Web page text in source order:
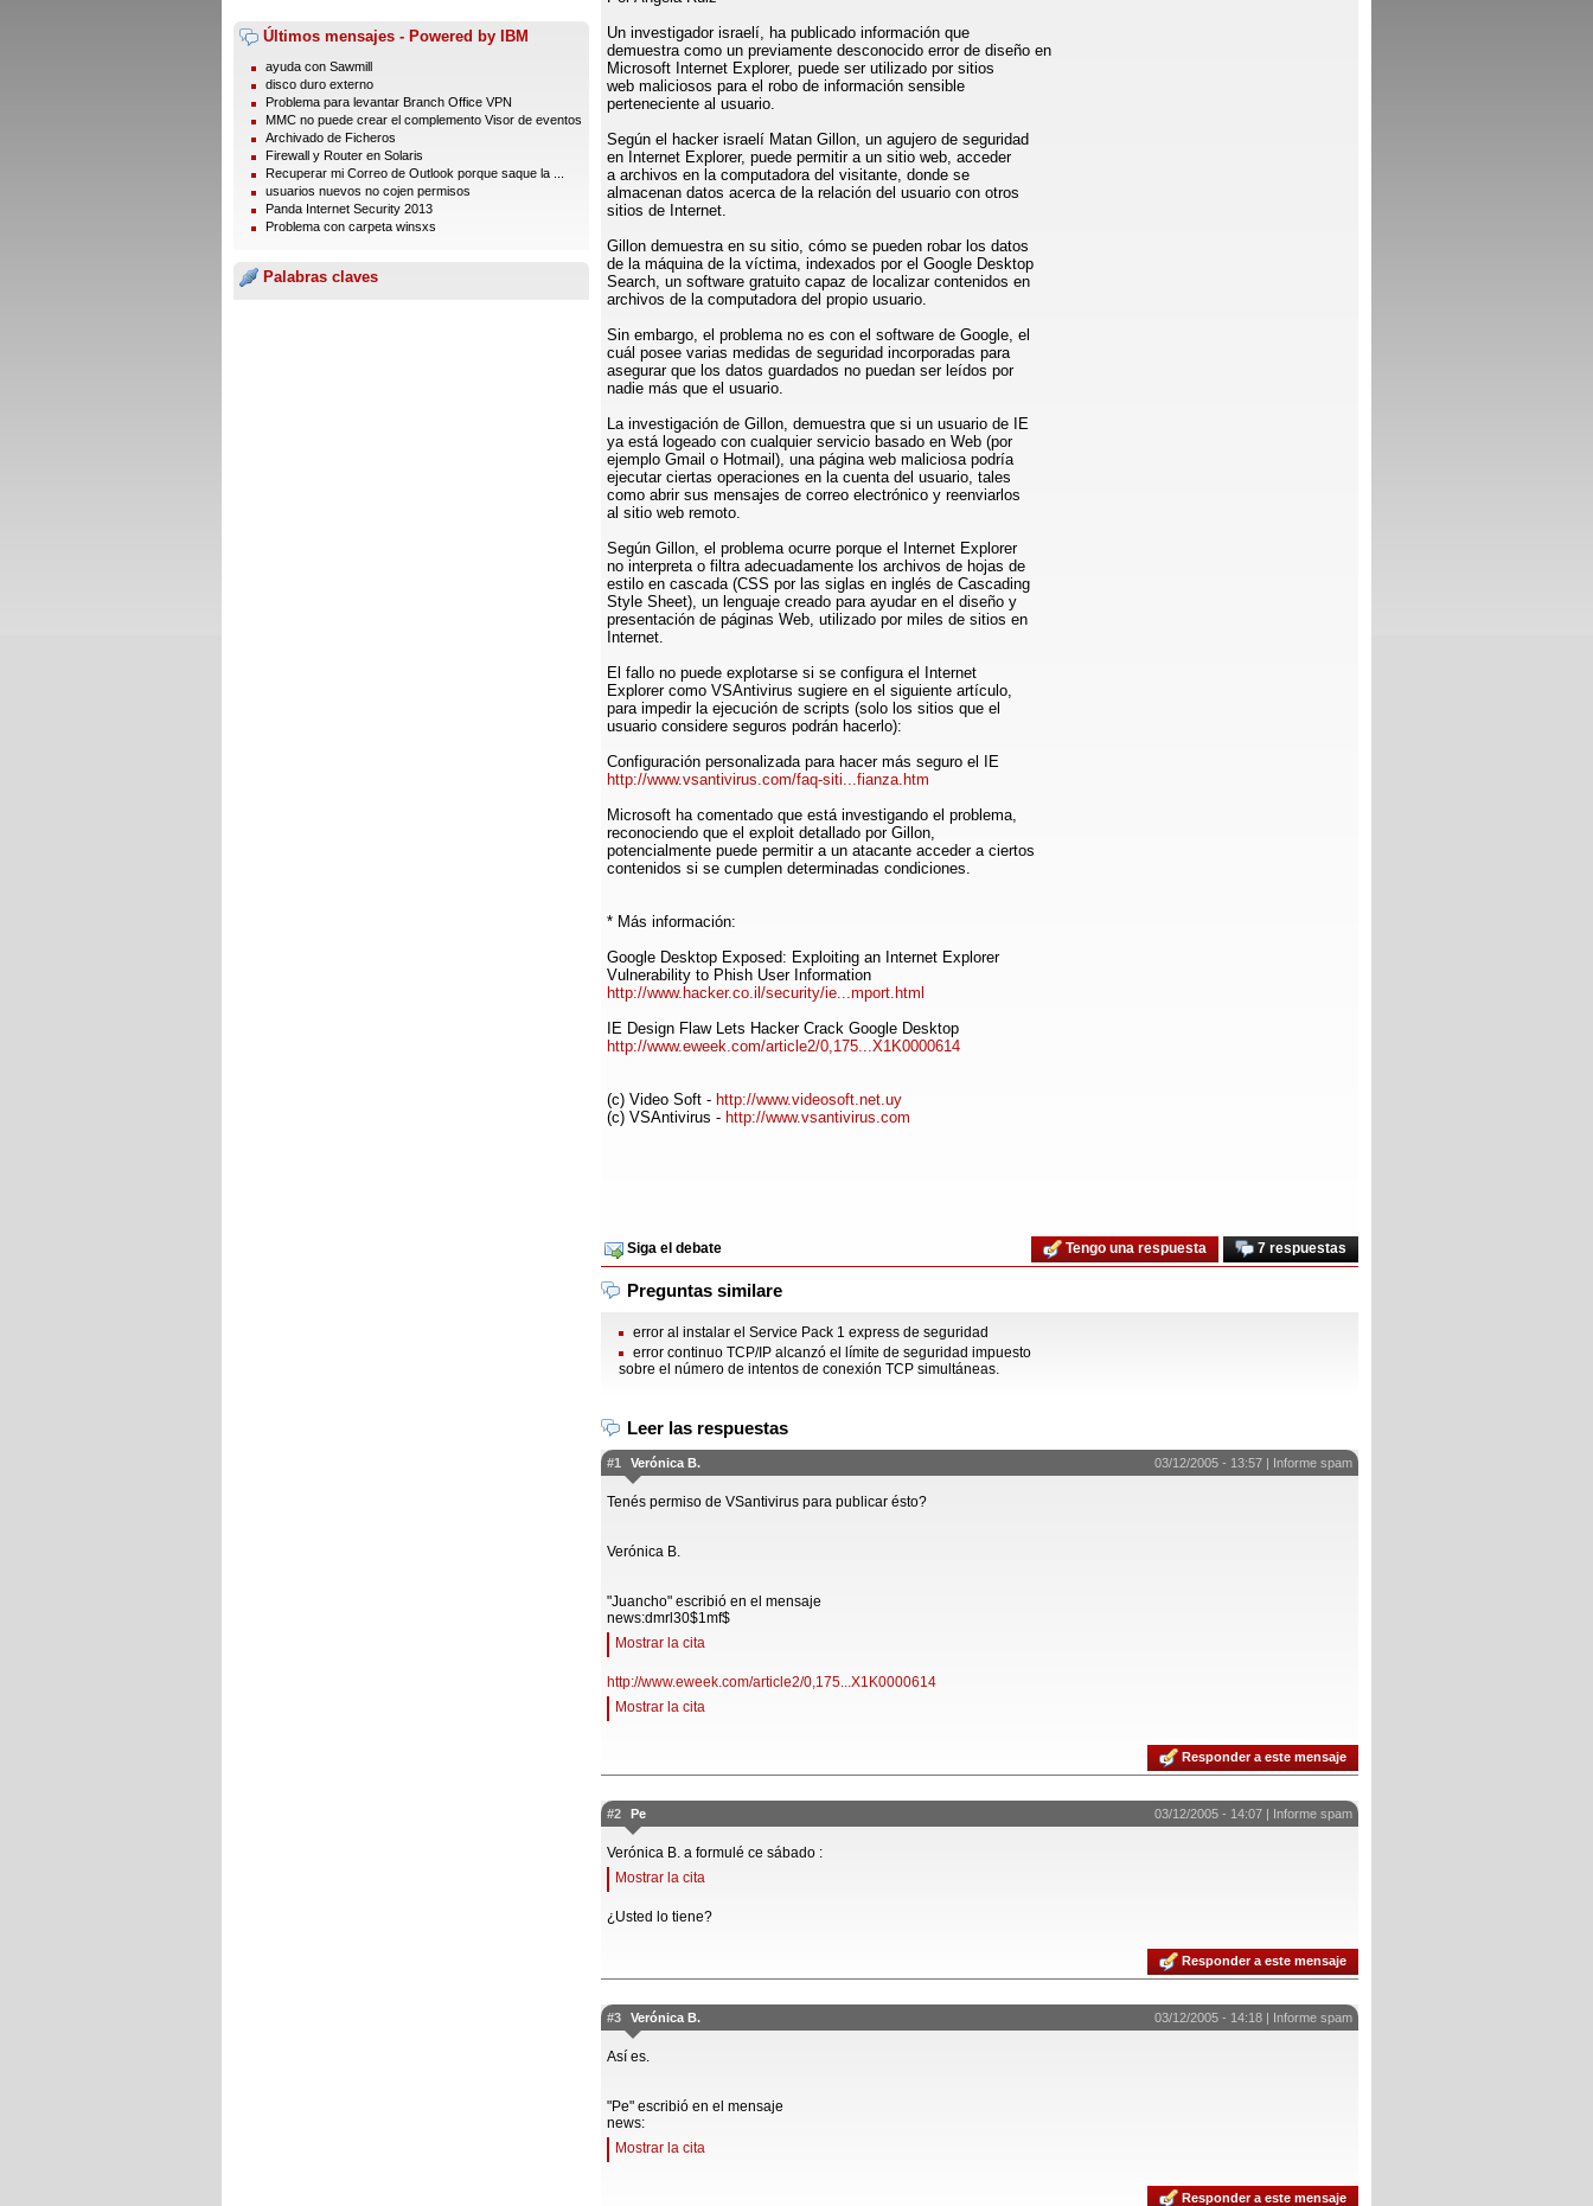
Últimos mensajes - Powered by IBM
ayuda con Sawmill
disco duro externo
Problema para levantar Branch Office VPN
MMC no puede crear el complemento Visor de eventos
Archivado de Ficheros
Firewall y Router en Solaris
Recuperar mi Correo de Outlook porque saque la ...
usuarios nuevos no cojen permisos
Panda Internet Security 2013
Problema con carpeta winsxs
Palabras claves
Un investigador israelí, ha publicado información que
demuestra como un previamente desconocido error de diseño en
Microsoft Internet Explorer, puede ser utilizado por sitios
web maliciosos para el robo de información sensible
perteneciente al usuario.
Según el hacker israelí Matan Gillon, un agujero de seguridad
en Internet Explorer, puede permitir a un sitio web, acceder
a archivos en la computadora del visitante, donde se
almacenan datos acerca de la relación del usuario con otros
sitios de Internet.
Gillon demuestra en su sitio, cómo se pueden robar los datos
de la máquina de la víctima, indexados por el Google Desktop
Search, un software gratuito capaz de localizar contenidos en
archivos de la computadora del propio usuario.
Sin embargo, el problema no es con el software de Google, el
cuál posee varias medidas de seguridad incorporadas para
asegurar que los datos guardados no puedan ser leídos por
nadie más que el usuario.
La investigación de Gillon, demuestra que si un usuario de IE
ya está logeado con cualquier servicio basado en Web (por
ejemplo Gmail o Hotmail), una página web maliciosa podría
ejecutar ciertas operaciones en la cuenta del usuario, tales
como abrir sus mensajes de correo electrónico y reenviarlos
al sitio web remoto.
Según Gillon, el problema ocurre porque el Internet Explorer
no interpreta o filtra adecuadamente los archivos de hojas de
estilo en cascada (CSS por las siglas en inglés de Cascading
Style Sheet), un lenguaje creado para ayudar en el diseño y
presentación de páginas Web, utilizado por miles de sitios en
Internet.
El fallo no puede explotarse si se configura el Internet
Explorer como VSAntivirus sugiere en el siguiente artículo,
para impedir la ejecución de scripts (solo los sitios que el
usuario considere seguros podrán hacerlo):
Configuración personalizada para hacer más seguro el IE
http://www.vsantivirus.com/faq-siti...fianza.htm
Microsoft ha comentado que está investigando el problema,
reconociendo que el exploit detallado por Gillon,
potencialmente puede permitir a un atacante acceder a ciertos
contenidos si se cumplen determinadas condiciones.
* Más información:
Google Desktop Exposed: Exploiting an Internet Explorer
Vulnerability to Phish User Information
http://www.hacker.co.il/security/ie...mport.html
IE Design Flaw Lets Hacker Crack Google Desktop
http://www.eweek.com/article2/0,175...X1K0000614
(c) Video Soft - http://www.videosoft.net.uy
(c) VSAntivirus - http://www.vsantivirus.com
Siga el debate 7 respuestas
Tengo una respuesta
Preguntas similare
error al instalar el Service Pack 1 express de seguridad
error continuo TCP/IP alcanzó el límite de seguridad impuesto
sobre el número de intentos de conexión TCP simultáneas.
Leer las respuestas
#1 Verónica B. 03/12/2005 - 13:57 | Informe spam
Tenés permiso de VSantivirus para publicar ésto?
Verónica B.
"Juancho" escribió en el mensaje
news:dmrl30$1mf$
Mostrar la cita
http://www.eweek.com/article2/0,175...X1K0000614
Mostrar la cita
Responder a este mensaje
#2 Pe 03/12/2005 - 14:07 | Informe spam
Verónica B. a formulé ce sábado :
Mostrar la cita
¿Usted lo tiene?
Responder a este mensaje
#3 Verónica B. 03/12/2005 - 14:18 | Informe spam
Así es.
"Pe" escribió en el mensaje
news:
Mostrar la cita
Responder a este mensaje